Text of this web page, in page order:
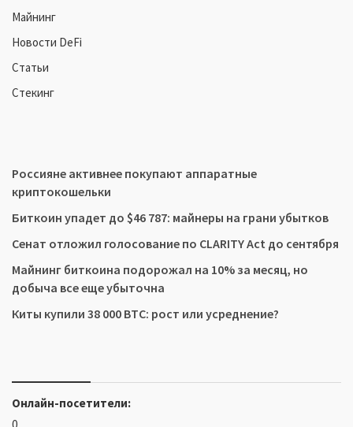
Майнинг
Новости DeFi
Статьи
Стекинг
Россияне активнее покупают аппаратные
криптокошельки
Биткоин упадет до $46 787: майнеры на грани убытков
Сенат отложил голосование по CLARITY Act до сентября
Майнинг биткоина подорожал на 10% за месяц, но
добыча все еще убыточна
Киты купили 38 000 BTC: рост или усреднение?
Онлайн-посетители:
0